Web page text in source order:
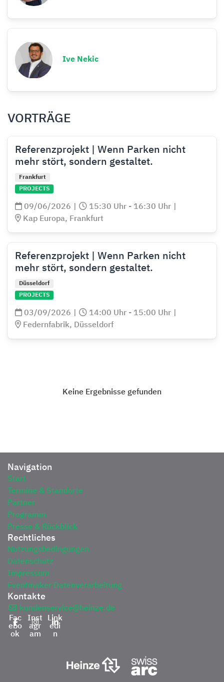
Ive Nekic
VORTRÄGE
Referenzprojekt | Wenn Parken nicht
mehr stört, sondern gestaltet.
Frankfurt
PROJECTS
09/06/2026 15:30 Uhr - 16:30 Uhr
Kap Europa, Frankfurt
Referenzprojekt | Wenn Parken nicht
mehr stört, sondern gestaltet.
Düsseldorf
PROJECTS
03/09/2026 14:00 Uhr - 15:00 Uhr
Federnfabrik, Düsseldorf
Keine Ergebnisse gefunden
Navigation
Start
Termine & Standorte
Partner
Programm
Presse & Rückblick
Rechtliches
Nutzungsbedingungen
Datenschutz
Impressum
Eventmaker Datenverarbeitung
Kontakte
kundenservice@heinze.de
Fac
ebo
ok
Inst
agr
am
Link
edi
n